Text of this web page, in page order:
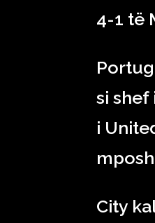
4-1 të
si
i
City